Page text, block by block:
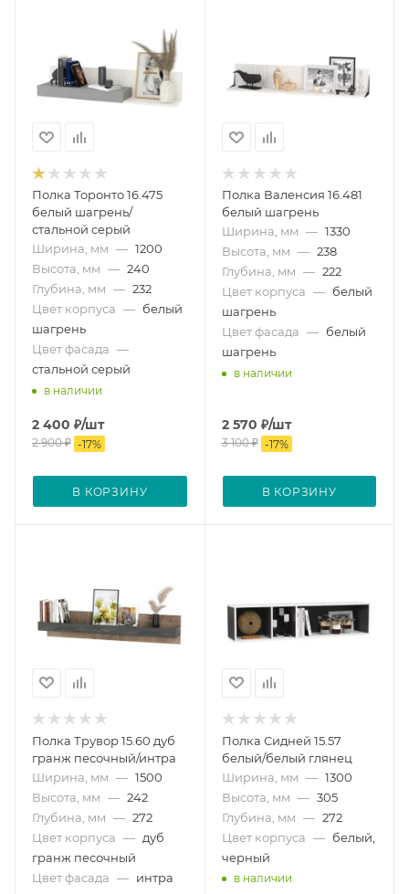
Полка Торонто 16.475
белый шагрень/
стальной серый
Ширина, мм — 1200
Высота, мм — 240
Глубина, мм — 232
Цвет корпуса — белый
шагрень
Цвет фасада —
стальной серый
в наличии
2 400 ₽/шт
2 900₽ -17%
В КОРЗИНУ
Полка Валенсия 16.481
белый шагрень
Ширина, мм — 1330
Высота, мм — 238
Глубина, мм — 222
Цвет корпуса — белый
шагрень
Цвет фасада — белый
шагрень
в наличии
2 570 ₽/шт
3 100₽ -17%
В КОРЗИНУ
Полка Трувор 15.60 дуб
гранж песочный/интра
Ширина, мм — 1500
Высота, мм — 242
Глубина, мм — 272
Цвет корпуса — дуб
гранж песочный
Цвет фасада — интра
Полка Сидней 15.57
белый/белый глянец
Ширина, мм — 1300
Высота, мм — 305
Глубина, мм — 272
Цвет корпуса — белый,
черный
в наличии